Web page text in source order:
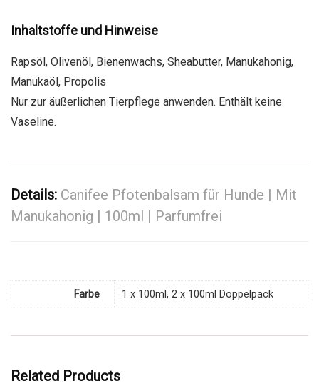
Inhaltstoffe und Hinweise
Rapsöl, Olivenöl, Bienenwachs, Sheabutter, Manukahonig,
Manukaöl, Propolis
Nur zur äußerlichen Tierpflege anwenden. Enthält keine
Vaseline.
Details: Canifee Pfotenbalsam für Hunde | Mit
Manukahonig | 100ml | Parfumfrei
Farbe 1 x 100ml, 2 x 100ml Doppelpack
Related Products